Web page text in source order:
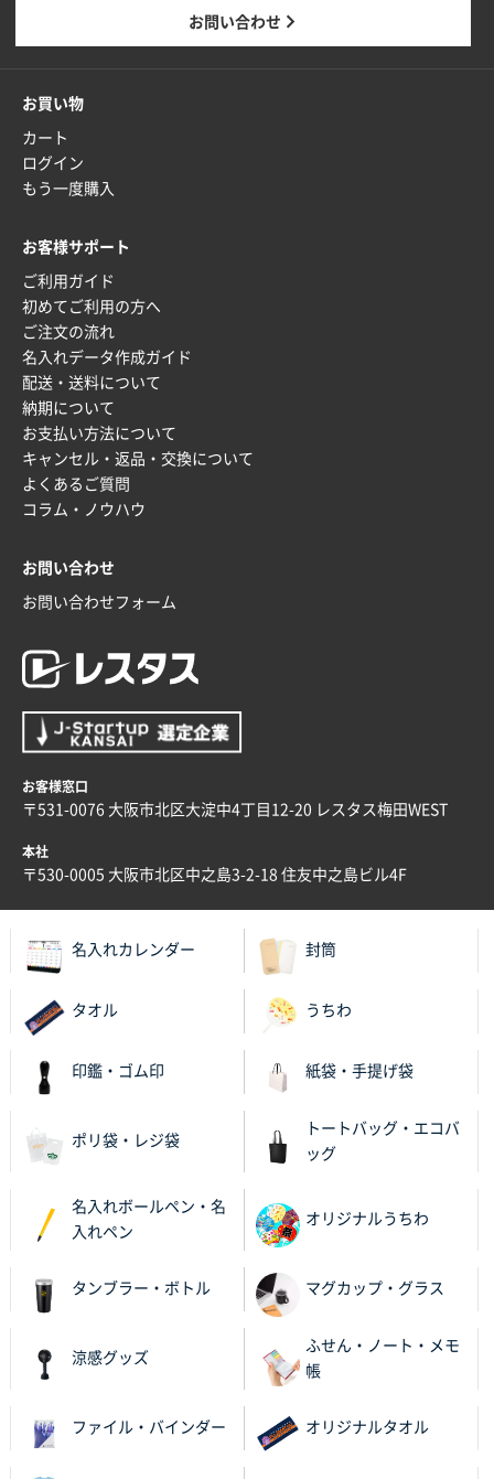
お問い合わせ
お買い物
カート
ログイン
もう一度購入
お客様サポート
ご利用ガイド
初めてご利用の方へ
ご注文の流れ
名入れデータ作成ガイド
配送・送料について
納期について
お支払い方法について
キャンセル・返品・交換について
よくあるご質問
コラム・ノウハウ
お問い合わせ
お問い合わせフォーム
お客様窓口
〒531-0076 大阪市北区大淀中4丁目12-20 レスタス梅田WEST
本社
〒530-0005 大阪市北区中之島3-2-18 住友中之島ビル4F
名入れカレンダー 封筒
タオル うちわ
印鑑・ゴム印 紙袋・手提げ袋
ポリ袋・レジ袋
トートバッグ・エコバ
ッグ
名入れボールペン・名
入れペン
オリジナルうちわ
タンブラー・ボトル マグカップ・グラス
涼感グッズ
ふせん・ノート・メモ
帳
ファイル・バインダー オリジナルタオル